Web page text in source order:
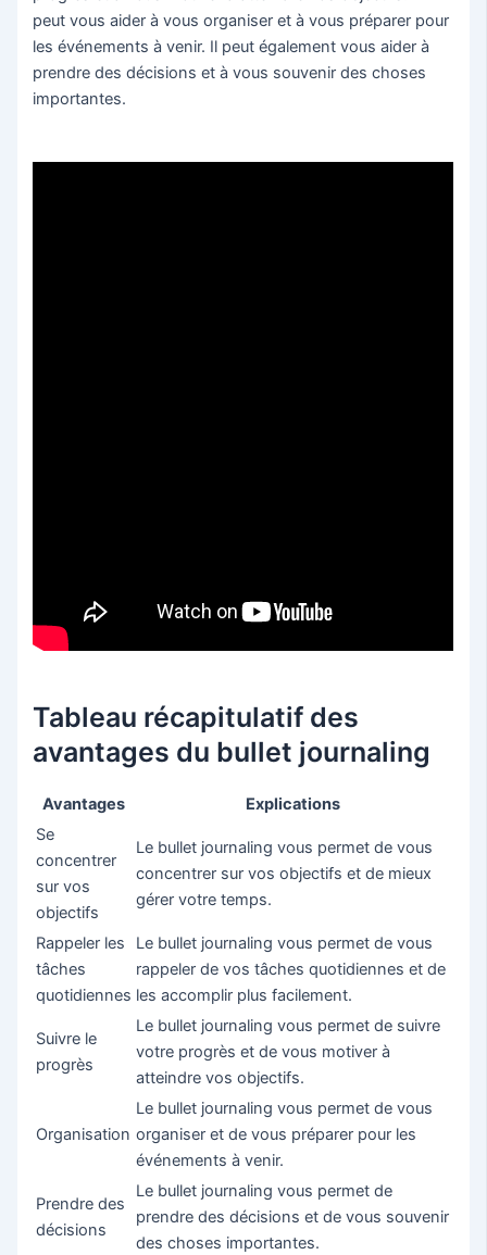
peut vous aider à vous organiser et à vous préparer pour
les événements à venir. Il peut également vous aider à
prendre des décisions et à vous souvenir des choses
importantes.
Tableau récapitulatif des
avantages du bullet journaling
Avantages
Explications
Se
concentrer
sur vos
objectifs
Le bullet journaling vous permet de vous
concentrer sur vos objectifs et de mieux
gérer votre temps.
Rappeler les
tâches
quotidiennes
Le bullet journaling vous permet de vous
rappeler de vos tâches quotidiennes et de
les accomplir plus facilement.
Suivre le
progrès
Le bullet journaling vous permet de suivre
votre progrès et de vous motiver à
atteindre vos objectifs.
Organisation
Le bullet journaling vous permet de vous
organiser et de vous préparer pour les
événements à venir.
Prendre des
décisions
Le bullet journaling vous permet de
prendre des décisions et de vous souvenir
des choses importantes.